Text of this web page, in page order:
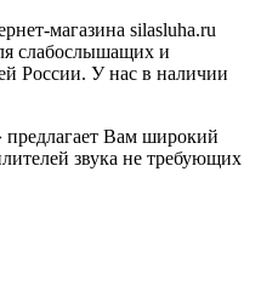
магазина silasluha.ru
слабослышащих и
России. У нас в наличии
Вам широкий
звука не требующих